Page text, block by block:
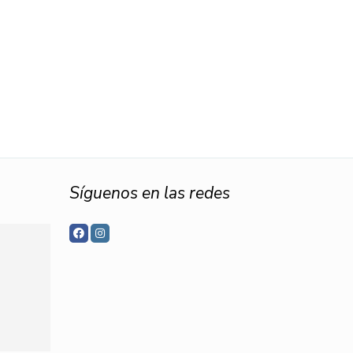
Síguenos en las redes